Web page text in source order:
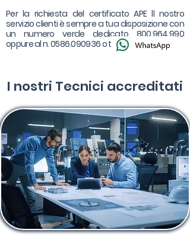
Per la richiesta del certificato APE ll nostro
servizio clienti è sempre a tua disposizione con
un numero verde dedicato 800.964.990
oppure al n.0586.090936o tramite
I nostri Tecnici accreditati